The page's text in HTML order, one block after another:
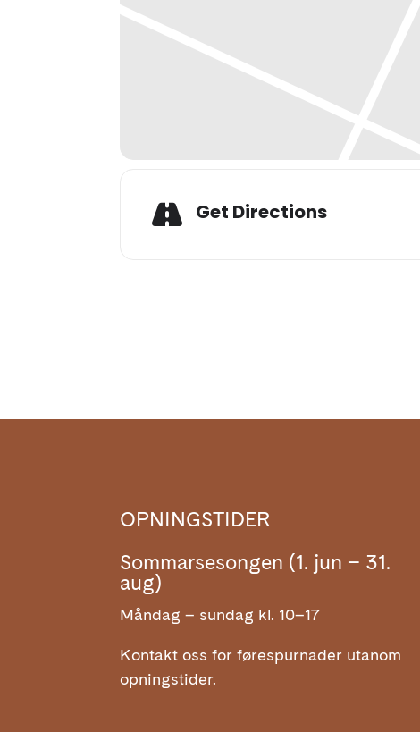
Get Directions
OPNINGSTIDER
Sommarsesongen (1. jun – 31.
aug)
Måndag – sundag kl. 10–17
Kontakt oss for førespurnader utanom
opningstider.